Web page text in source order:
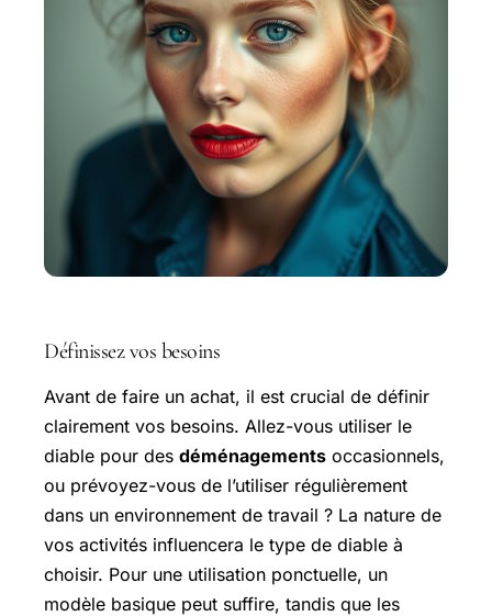
Définissez vos besoins
Avant de faire un achat, il est crucial de définir
clairement vos besoins. Allez-vous utiliser le
diable pour des déménagements occasionnels,
ou prévoyez-vous de l’utiliser régulièrement
dans un environnement de travail ? La nature de
vos activités influencera le type de diable à
choisir. Pour une utilisation ponctuelle, un
modèle basique peut suffire, tandis que les